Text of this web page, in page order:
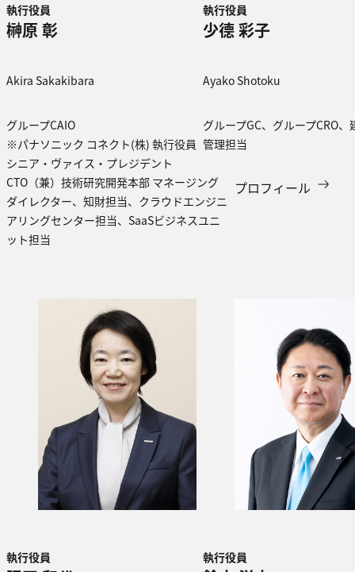
執行役員
榊原 彰
Akira Sakakibara
グループCAIO
※パナソニック コネクト(株) 執行役員
シニア・ヴァイス・プレジデント
CTO（兼）技術研究開発本部 マネージング
ダイレクター、知財担当、クラウドエンジニ
アリングセンター担当、SaaSビジネスユニ
ット担当
執行役員
少德 彩子
Ayako Shotoku
グループGC、グループCRO
管理担当
プロフィール
執行役員 執行役員